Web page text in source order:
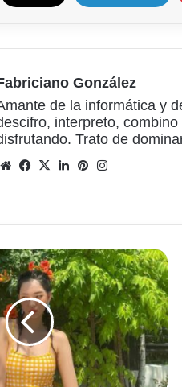
González
de la informática y
interpreto,
Trato de
Sitio
Facebook
X LinkedInPinterest